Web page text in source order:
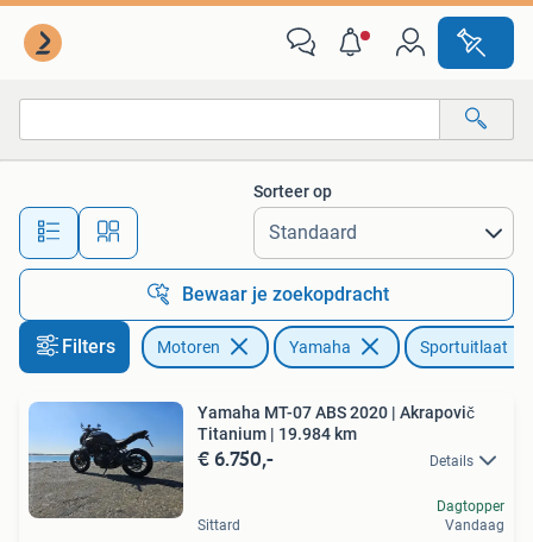
Alle afstanden…
Sorteer op
Bewaar je zoekopdracht
Filters Motoren Yamaha Sportuitlaat
Yamaha MT-07 ABS 2020 | Akrapovič
Titanium | 19.984 km
€ 6.750,- Details
Sittard
Dagtopper
Vandaag